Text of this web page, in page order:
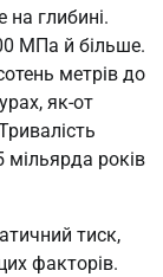
на глибині.
МПа й більше.
метрів до
як-от
мільярда років
тиск,
факторів.